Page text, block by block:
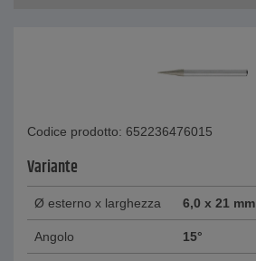
Codice prodotto: 652236476015
Variante
Ø esterno x larghezza 6,0 x 21 mm
Angolo 15°